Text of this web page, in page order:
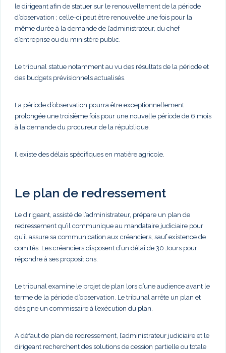
le dirigeant afin de statuer sur le renouvellement de la période
d’observation ; celle-ci peut être renouvelée une fois pour la
même durée à la demande de l’administrateur, du chef
d’entreprise ou du ministère public.
Le tribunal statue notamment au vu des résultats de la période et
des budgets prévisionnels actualisés.
La période d’observation pourra être exceptionnellement
prolongée une troisième fois pour une nouvelle période de 6 mois
à la demande du procureur de la république.
Il existe des délais spécifiques en matière agricole.
Le plan de redressement
Le dirigeant, assisté de l’administrateur, prépare un plan de
redressement qu’il communique au mandataire judiciaire pour
qu’il assure sa communication aux créanciers, sauf existence de
comités. Les créanciers disposent d’un délai de 30 Jours pour
répondre à ses propositions.
Le tribunal examine le projet de plan lors d’une audience avant le
terme de la période d’observation. Le tribunal arrête un plan et
désigne un commissaire à l’exécution du plan.
A défaut de plan de redressement, l’administrateur judiciaire et le
dirigeant recherchent des solutions de cession partielle ou totale